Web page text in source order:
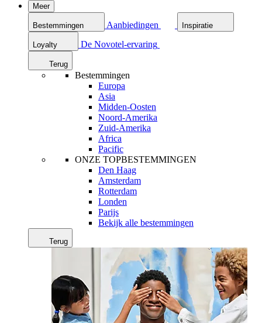
Meer
Bestemmingen Aanbiedingen Inspiratie
Loyalty De Novotel-ervaring
Terug
Bestemmingen
Europa
Asia
Midden-Oosten
Noord-Amerika
Zuid-Amerika
Africa
Pacific
ONZE TOPBESTEMMINGEN
Den Haag
Amsterdam
Rotterdam
Londen
Parijs
Bekijk alle bestemmingen
Terug